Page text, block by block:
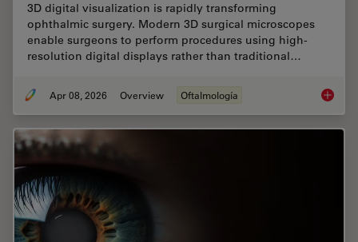
3D digital visualization is rapidly transforming
ophthalmic surgery. Modern 3D surgical microscopes
enable surgeons to perform procedures using high-
resolution digital displays rather than traditional…
Apr 08, 2026 Overview Oftalmología 4 Key